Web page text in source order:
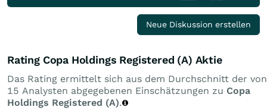
Neue Diskussion erstellen
Rating Copa Holdings Registered (A) Aktie
Das Rating ermittelt sich aus dem Durchschnitt der von
15 Analysten abgegebenen Einschätzungen zu Copa
Holdings Registered (A).